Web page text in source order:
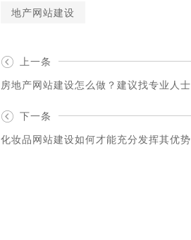
地产网站建设
上一条
房地产网站建设怎么做？建议找专业人士
下一条